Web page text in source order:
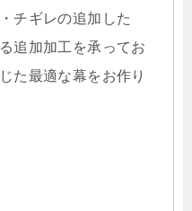
チギレの追加した
追加加工を承ってお
た最適な幕をお作り